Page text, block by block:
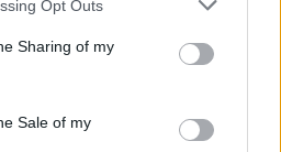
Opt Outs
Sharing of my
Sale of my
Lietuva